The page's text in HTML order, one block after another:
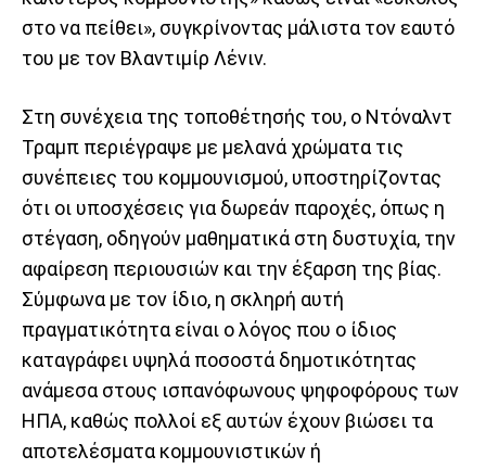
στο να πείθει», συγκρίνοντας μάλιστα τον εαυτό
του με τον Βλαντιμίρ Λένιν.
Στη συνέχεια της τοποθέτησής του, ο Ντόναλντ
Τραμπ περιέγραψε με μελανά χρώματα τις
συνέπειες του κομμουνισμού, υποστηρίζοντας
ότι οι υποσχέσεις για δωρεάν παροχές, όπως η
στέγαση, οδηγούν μαθηματικά στη δυστυχία, την
αφαίρεση περιουσιών και την έξαρση της βίας.
Σύμφωνα με τον ίδιο, η σκληρή αυτή
πραγματικότητα είναι ο λόγος που ο ίδιος
καταγράφει υψηλά ποσοστά δημοτικότητας
ανάμεσα στους ισπανόφωνους ψηφοφόρους των
ΗΠΑ, καθώς πολλοί εξ αυτών έχουν βιώσει τα
αποτελέσματα κομμουνιστικών ή